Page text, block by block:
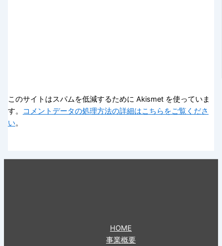
このサイトはスパムを低減するために Akismet を使っていま
す。
コメントデータの処理方法の詳細はこちらをご覧くださ
い。
HOME
事業概要